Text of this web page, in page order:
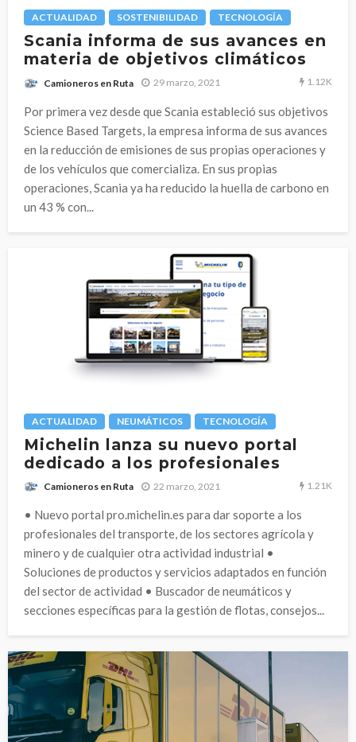
ACTUALIDAD SOSTENIBILIDAD TECNOLOGÍA
Scania informa de sus avances en
materia de objetivos climáticos
Camioneros en Ruta 29 marzo, 2021 1.12K
Por primera vez desde que Scania estableció sus objetivos
Science Based Targets, la empresa informa de sus avances
en la reducción de emisiones de sus propias operaciones y
de los vehículos que comercializa. En sus propias
operaciones, Scania ya ha reducido la huella de carbono en
un 43 % con...
ACTUALIDAD NEUMÁTICOS TECNOLOGÍA
Michelin lanza su nuevo portal
dedicado a los profesionales
Camioneros en Ruta 22 marzo, 2021 1.21K
• Nuevo portal pro.michelin.es para dar soporte a los
profesionales del transporte, de los sectores agrícola y
minero y de cualquier otra actividad industrial •
Soluciones de productos y servicios adaptados en función
del sector de actividad • Buscador de neumáticos y
secciones específicas para la gestión de flotas, consejos...